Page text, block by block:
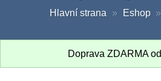
Hlavní strana » Eshop »
Doprava ZDARMA od